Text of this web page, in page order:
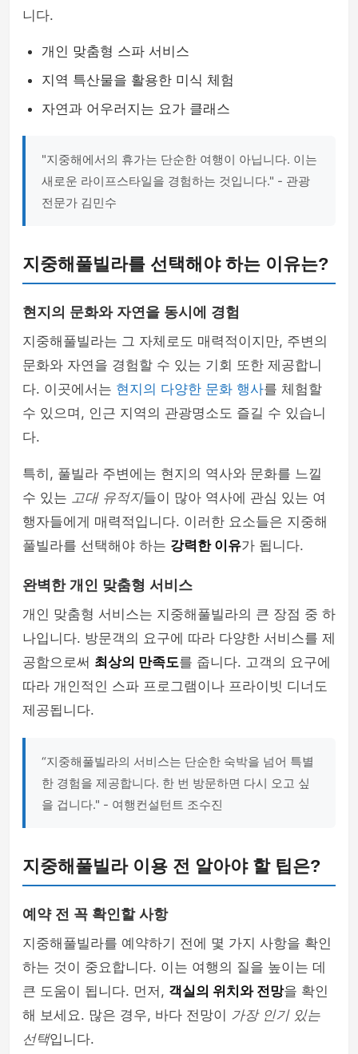
니다.
개인 맞춤형 스파 서비스
지역 특산물을 활용한 미식 체험
자연과 어우러지는 요가 클래스
"지중해에서의 휴가는 단순한 여행이 아닙니다. 이는
새로운 라이프스타일을 경험하는 것입니다." - 관광
전문가 김민수
지중해풀빌라를 선택해야 하는 이유는?
현지의 문화와 자연을 동시에 경험
지중해풀빌라는 그 자체로도 매력적이지만, 주변의
문화와 자연을 경험할 수 있는 기회 또한 제공합니
다. 이곳에서는 현지의 다양한 문화 행사를 체험할
수 있으며, 인근 지역의 관광명소도 즐길 수 있습니
다.
특히, 풀빌라 주변에는 현지의 역사와 문화를 느낄
수 있는 고대 유적지들이 많아 역사에 관심 있는 여
행자들에게 매력적입니다. 이러한 요소들은 지중해
풀빌라를 선택해야 하는 강력한 이유가 됩니다.
완벽한 개인 맞춤형 서비스
개인 맞춤형 서비스는 지중해풀빌라의 큰 장점 중 하
나입니다. 방문객의 요구에 따라 다양한 서비스를 제
공함으로써 최상의 만족도를 줍니다. 고객의 요구에
따라 개인적인 스파 프로그램이나 프라이빗 디너도
제공됩니다.
“지중해풀빌라의 서비스는 단순한 숙박을 넘어 특별
한 경험을 제공합니다. 한 번 방문하면 다시 오고 싶
을 겁니다." - 여행컨설턴트 조수진
지중해풀빌라 이용 전 알아야 할 팁은?
예약 전 꼭 확인할 사항
지중해풀빌라를 예약하기 전에 몇 가지 사항을 확인
하는 것이 중요합니다. 이는 여행의 질을 높이는 데
큰 도움이 됩니다. 먼저, 객실의 위치와 전망을 확인
해 보세요. 많은 경우, 바다 전망이 가장 인기 있는
선택입니다.